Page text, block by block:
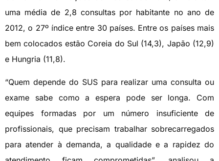
uma média de 2,8 consultas por habitante no ano de
2012, o 27º índice entre 30 países. Entre os países mais
bem colocados estão Coreia do Sul (14,3), Japão (12,9)
e Hungria (11,8).
“Quem depende do SUS para realizar uma consulta ou
exame sabe como a espera pode ser longa. Com
equipes formadas por um número insuficiente de
profissionais, que precisam trabalhar sobrecarregados
para atender à demanda, a qualidade e a rapidez do